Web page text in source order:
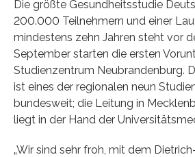
Die größte Gesundheitsstudie
200.000 Teilnehmern und einer
mindestens zehn Jahren steht vor
September starten die ersten
Studienzentrum Neubrandenburg.
ist eines der regionalen neun
bundesweit; die Leitung in
liegt in der Hand der
„Wir sind sehr froh, mit dem